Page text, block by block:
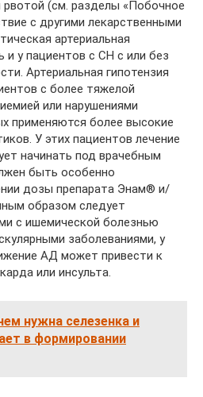
рвотой (см. разделы «Побочное
с другими лекарственными
артериальная
и у пациентов с СН с или без
Артериальная гипотензия
с более тяжелой
или нарушениями
применяются более высокие
У этих пациентов лечение
начинать под врачебным
быть особенно
дозы препарата Энам® и/
образом следует
с ишемической болезнью
заболеваниями, у
АД может привести к
или инсульта.
нужна селезенка и
в формировании